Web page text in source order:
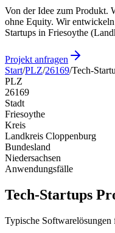
Von der Idee zum Produkt.
ohne Equity. Wir
Startups in Friesoythe
Projekt anfragen
Start/PLZ/26169/Tech-
PLZ
26169
Stadt
Friesoythe
Kreis
Landkreis Cloppenburg
Bundesland
Niedersachsen
Anwendungsfälle
Tech-Startups
Typische Softwarelösungen